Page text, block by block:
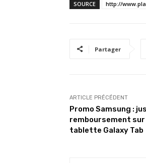
SOURCE http://
Partager
ARTICLE PRÉCÉDENT
Promo Samsung :
remboursement sur
tablette Galaxy Tab